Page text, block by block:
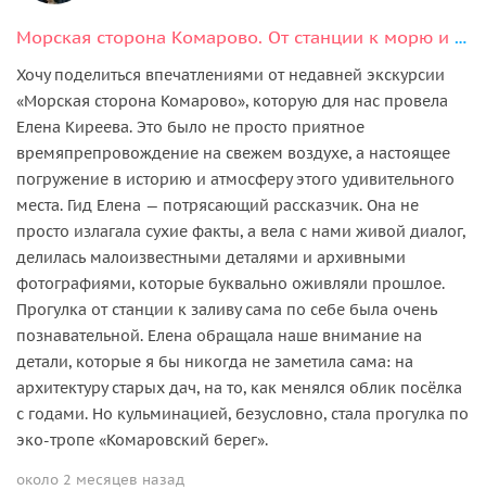
Морская сторона Комарово. От станции к морю и эко-тропе «Комаровский берег»
Хочу поделиться впечатлениями от недавней экскурсии
«Морская сторона Комарово», которую для нас провела
Елена Киреева. Это было не просто приятное
времяпрепровождение на свежем воздухе, а настоящее
погружение в историю и атмосферу этого удивительного
места. Гид Елена — потрясающий рассказчик. Она не
просто излагала сухие факты, а вела с нами живой диалог,
делилась малоизвестными деталями и архивными
фотографиями, которые буквально оживляли прошлое.
Прогулка от станции к заливу сама по себе была очень
познавательной. Елена обращала наше внимание на
детали, которые я бы никогда не заметила сама: на
архитектуру старых дач, на то, как менялся облик посёлка
с годами. Но кульминацией, безусловно, стала прогулка по
эко-тропе «Комаровский берег».
около 2 месяцев назад